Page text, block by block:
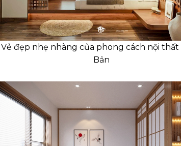
Vẻ đẹp nhẹ nhàng của phong cách nội
Bản